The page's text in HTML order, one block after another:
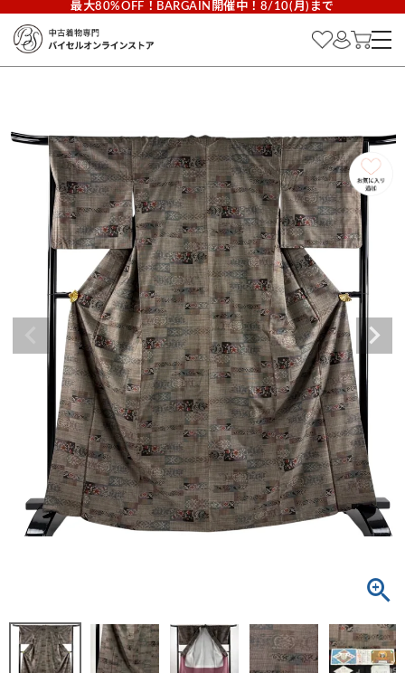
最大80%OFF！BARGAIN開催中！8/10(月)まで